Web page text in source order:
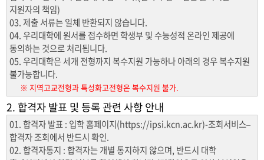
지원자의 책임)
03. 제출 서류는 일체 반환되지 않습니다.
04. 우리대학에 원서를 접수하면 학생부 및 수능성적 온라인 제공에
동의하는 것으로 처리됩니다.
05. 우리대학은 세개 전형까지 복수지원 가능하나 아래의 경우 복수지원
불가능합니다.
※ 지역고교전형과 특성화고전형은 복수지원 불가.
2. 합격자 발표 및 등록 관련 사항 안내
01. 합격자 발표 : 입학 홈페이지(https://ipsi.kcn.ac.kr)-조회서비스–
합격자 조회에서 반드시 확인.
02. 합격자통지 : 합격자는 개별 통지하지 않으며, 반드시 대학